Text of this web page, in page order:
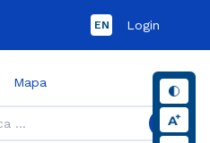
EN Login
Mapa